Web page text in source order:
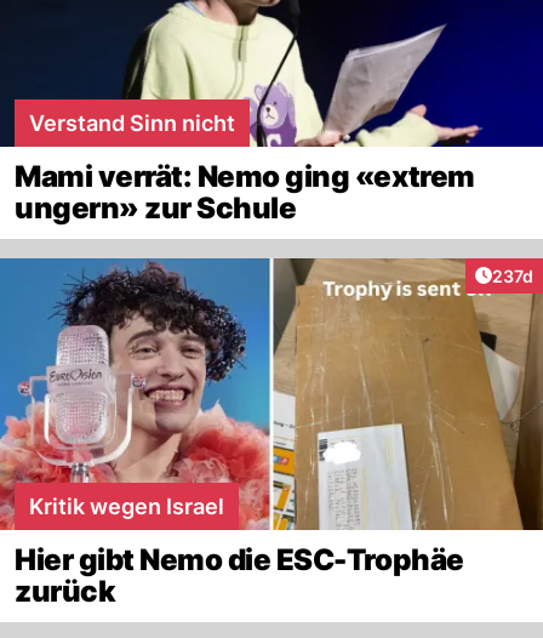
Verstand Sinn nicht
Mami verrät: Nemo ging «extrem
ungern» zur Schule
237d
Kritik wegen Israel
Hier gibt Nemo die ESC-Trophäe
zurück